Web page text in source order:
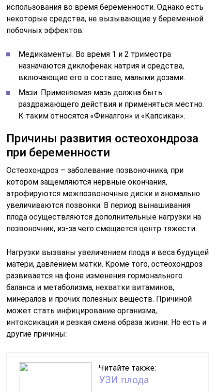
использования во время беременности. Однако есть
некоторые средства, не вызывающие у беременной
побочных эффектов:
Медикаменты. Во время 1 и 2 триместра
назначаются диклофенак натрия и средства,
включающие его в составе, малыми дозами.
Мази. Применяемая мазь должна быть
раздражающего действия и применяться местно.
К таким относятся «Финалгон» и «Капсикан».
Причины развития остеохондроза
при беременности
Остеохондроз – заболевание позвоночника, при
котором защемляются нервные окончания,
атрофируются межпозвоночные диски и аномально
увеличиваются позвонки. В период вынашивания
плода осуществляются дополнительные нагрузки на
позвоночник, из-за чего смещается центр тяжести.
Нагрузки вызваны увеличением плода и веса будущей
матери, давлением матки. Кроме того, остеохондроз
развивается на фоне изменения гормонального
баланса и метаболизма, нехватки витаминов,
минералов и прочих полезных веществ. Причиной
может стать инфицирование организма,
интоксикация и резкая смена образа жизни. Но есть и
другие причины:
Читайте также:
УЗИ плода